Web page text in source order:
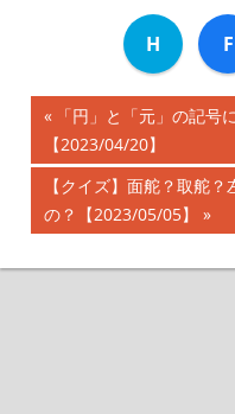
H F
投
稿
ナ
ビ
前
の
記
事:
「円」と「元」の記号
【2023/04/20】
次
の
事:
【クイズ】面舵？取舵
の？【2023/05/05】